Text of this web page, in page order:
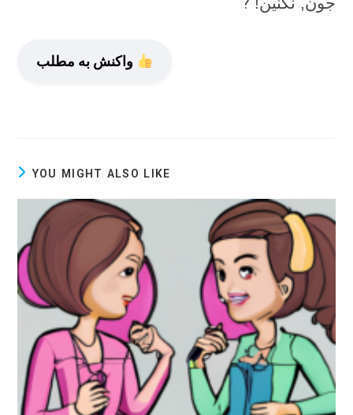
واکنش به مطلب
YOU MIGHT ALSO LIKE